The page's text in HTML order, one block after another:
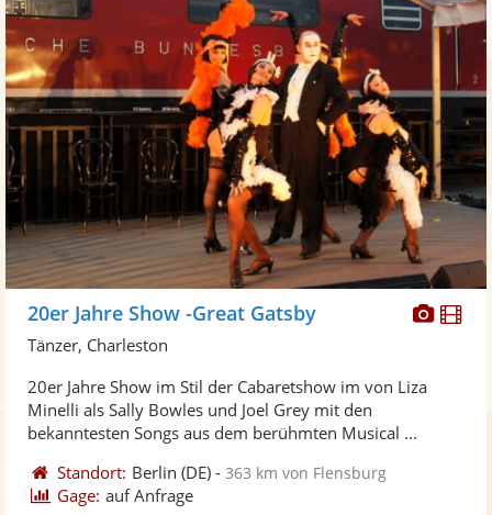
20er Jahre Show -Great Gatsby
Tänzer, Charleston
20er Jahre Show im Stil der Cabaretshow im von Liza
Minelli als Sally Bowles und Joel Grey mit den
bekanntesten Songs aus dem berühmten Musical ...
Standort: Berlin (DE) -363 km von Flensburg
Gage: auf Anfrage